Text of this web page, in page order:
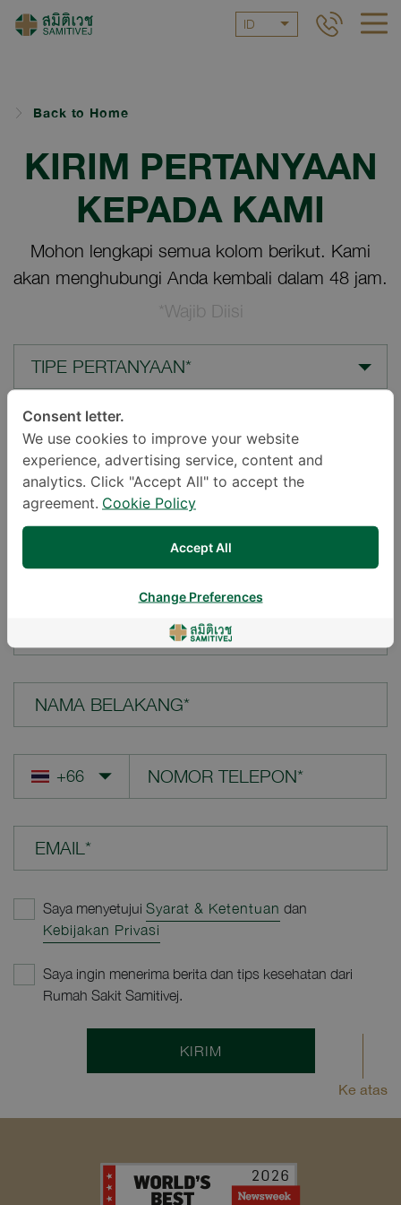
ID
Back to Home
KIRIM PERTANYAAN
KEPADA KAMI
Mohon lengkapi semua kolom berikut. Kami
akan menghubungi Anda kembali dalam 48 jam.
*Wajib Diisi
TIPE PERTANYAAN*
LOKASI*
PERTANYAAN ANDA*
NAMA BELAKANG*
EMAIL*
Saya menyetujui Syarat & Ketentuan dan
Kebijakan Privasi
Saya ingin menerima berita dan tips kesehatan dari
Rumah Sakit Samitivej.
KIRIM
Ke atas
Consent letter.
We use cookies to improve your website
experience, advertising service, content and
analytics. Click "Accept All" to accept the
agreement. Cookie Policy
Accept All
Change Preferences